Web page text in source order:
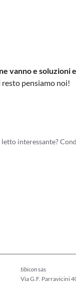
vanno e soluzioni
resto pensiamo noi!
interessante?
tibiconsas
Via G.F. Parravicini